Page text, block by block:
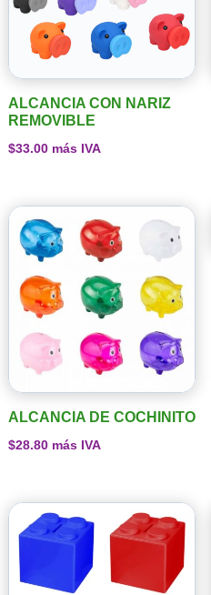
ALCANCIA CON NARIZ
REMOVIBLE
$33.00más IVA
ALCANCIA DE COCHINITO
$28.80más IVA